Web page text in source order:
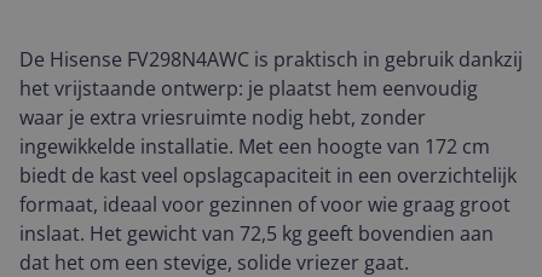
De Hisense FV298N4AWC is praktisch in gebruik dankzij
het vrijstaande ontwerp: je plaatst hem eenvoudig
waar je extra vriesruimte nodig hebt, zonder
ingewikkelde installatie. Met een hoogte van 172 cm
biedt de kast veel opslagcapaciteit in een overzichtelijk
formaat, ideaal voor gezinnen of voor wie graag groot
inslaat. Het gewicht van 72,5 kg geeft bovendien aan
dat het om een stevige, solide vriezer gaat.